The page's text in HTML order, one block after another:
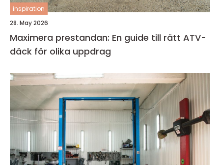
inspiration
28. May 2026
Maximera prestandan: En guide till rätt ATV-
däck för olika uppdrag